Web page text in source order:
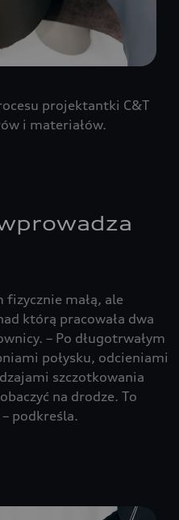
projektantki C&T
i materiałów.
fizycznie małą, ale
którą pracowała dwa
– Po długotrwałym
połysku, odcieniami
szczotkowania
na drodze. To
podkreśla.